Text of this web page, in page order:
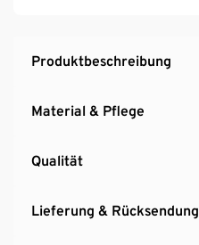
Produktbeschreibung
Material & Pflege
Qualität
Lieferung & Rücksendung